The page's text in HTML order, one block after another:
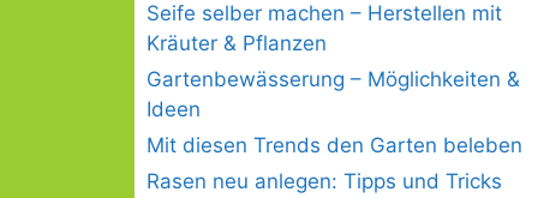
Seife selber machen – Herstellen mit
Kräuter & Pflanzen
Gartenbewässerung – Möglichkeiten &
Ideen
Mit diesen Trends den Garten beleben
Rasen neu anlegen: Tipps und Tricks